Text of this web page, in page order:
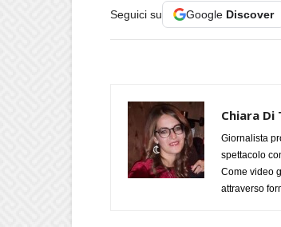
Seguici su Google Discover
Chiara Di
Giornalista
spettacolo
Come video
attraverso